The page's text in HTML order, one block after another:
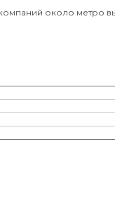
около метро